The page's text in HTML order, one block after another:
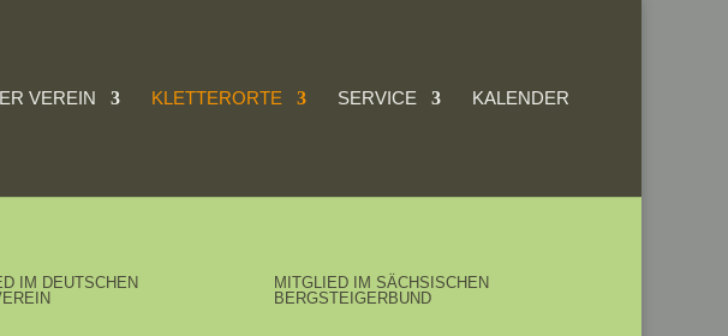
VEREIN KLETTERORTE SERVICE KALENDER
IM DEUTSCHEN
MITGLIED IM SÄCHSISCHEN
BERGSTEIGERBUND